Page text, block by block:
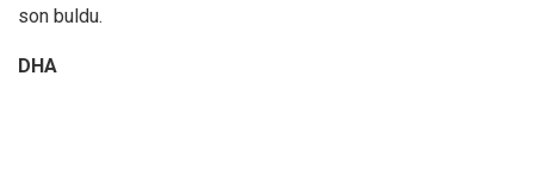
son buldu.
DHA